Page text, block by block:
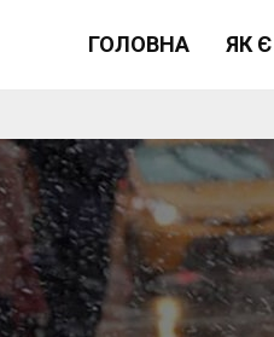
ГОЛОВНА ЯК Є